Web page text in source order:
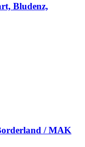
Bludenz,
/ MAK